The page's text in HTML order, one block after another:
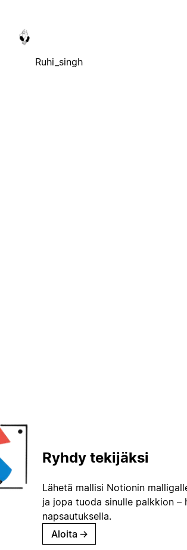
Ruhi_singh
Ryhdy tekijäksi
Lähetä mallisi Notionin
ja jopa tuoda sinulle palkkion –
napsautuksella.
Aloita →